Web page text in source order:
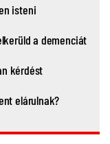
isteni
a demenciát
kérdést
elárulnak?